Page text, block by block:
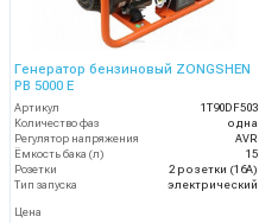
Генератор бензиновый ZONGSHEN
PB 5000 E
Артикул
1T90DF503
Количество фаз
одна
Регулятор напряжения
AVR
Ёмкость бака (л)
15
Розетки
2 розетки (16A)
Тип запуска
электрический
Цена